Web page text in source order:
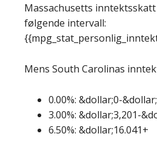
Massachusetts
følgende intervall:
Mens South Carolinas
0.00%: &dollar;0-
3.00%: &dollar;3,201-
6.50%: &dollar;16.041+